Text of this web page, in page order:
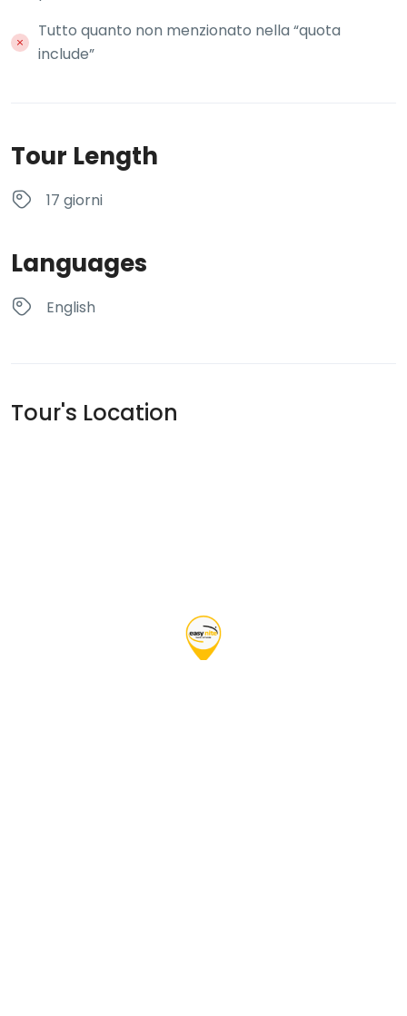
Tutto quanto non menzionato nella “quota
include”
Tour Length
17 giorni
Languages
English
Tour's Location